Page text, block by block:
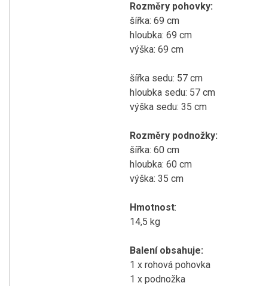
Rozměry pohovky:
šířka: 69 cm
hloubka: 69 cm
výška: 69 cm
šířka sedu: 57 cm
hloubka sedu: 57 cm
výška sedu: 35 cm
Rozměry podnožky:
šířka: 60 cm
hloubka: 60 cm
výška: 35 cm
Hmotnost:
14,5 kg
Balení obsahuje:
1 x rohová pohovka
1 x podnožka